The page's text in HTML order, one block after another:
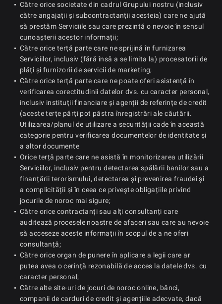
Către orice societate din cadrul Grupului nostru (inclusiv
către angajații și subcontractanții acesteia) care ne ajută
să prestăm Serviciile sau care prezintă o nevoie în sensul
cunoașterii acestor informații;
Către orice terță parte care ne sprijină în furnizarea
Serviciilor, inclusiv (fără însă a se limita la) procesatorii de
plăți și furnizorii de servicii de marketing;
Către orice terță parte care ne poate oferi asistență în
verificarea corectitudinii datelor dvs. cu caracter personal,
inclusiv instituții financiare și agenții de referințe de credit
(aceste terțe părți pot păstra înregistrări ale căutării.
Utilizarea/planul de utilizare a securității cade în această
categorie pentru verificarea documentelor de identitate și
a altor documente
Orice terță parte care ne asistă în monitorizarea utilizării
Serviciilor, inclusiv pentru detectarea spălării banilor sau a
finanțării terorismului, detectarea și prevenirea fraudei și
a complicității și în ceea ce privește obligațiile privind
jocurile de noroc mai sigure;
Către orice contractanți sau alți consultanți care
auditează procesele noastre de afaceri sau care au nevoie
să acceseze aceste informații în scopul de a ne oferi
consultanță;
Către orice organ de punere în aplicare a legii care ar
putea avea o cerință rezonabilă de acces la datele dvs. cu
caracter personal;
Către alte site-uri de jocuri de noroc online, bănci,
companii de carduri de credit și agențiile adecvate, dacă